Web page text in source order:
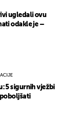
ugledali ovu
odakle je –
5 sigurnih vježbi